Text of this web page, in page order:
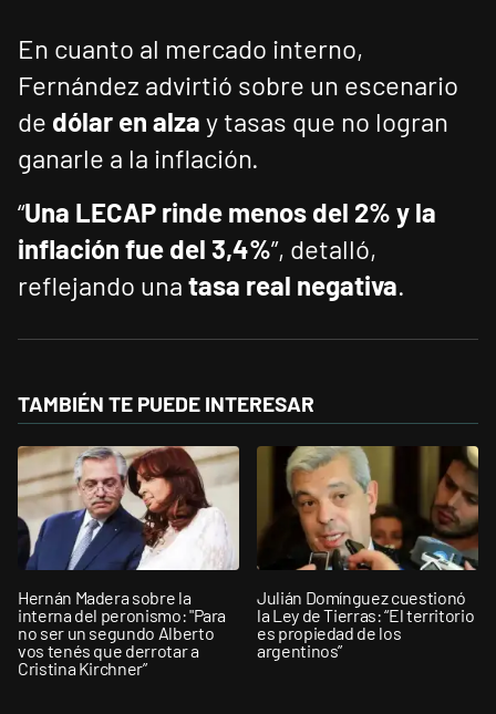
En cuanto al mercado interno,
Fernández advirtió sobre un escenario
de dólar en alza y tasas que no logran
ganarle a la inflación.
“Una LECAP rinde menos del 2% y la
inflación fue del 3,4%”, detalló,
reflejando una tasa real negativa.
TAMBIÉN TE PUEDE INTERESAR
Hernán Madera sobre la
interna del peronismo: "Para
no ser un segundo Alberto
vos tenés que derrotar a
Cristina Kirchner”
Julián Domínguez cuestionó
la Ley de Tierras: “El territorio
es propiedad de los
argentinos”